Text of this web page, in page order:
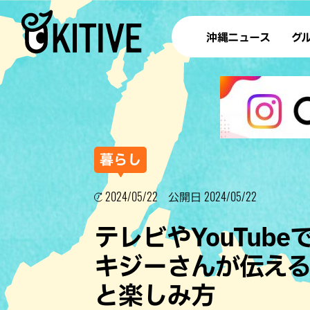
沖縄ニュース グ
ラ
テイ
すし
ステー
その他
暮らし
2024/05/22 公開日 2024/05/22
テレビやYouTube
キジーさんが伝え
と楽しみ方